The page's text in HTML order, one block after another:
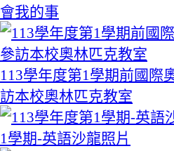
會我的事
113學年度第1學期前國際
訪本校奧林匹克教室
1學期-英語沙龍照片